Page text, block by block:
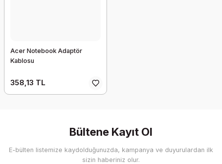
Acer Notebook Adaptör
Kablosu
358,13 TL
Bültene Kayıt Ol
E-bülten listemize kaydolduğunuzda, kampanya ve duyurulardan ilk
sizin haberiniz olur.